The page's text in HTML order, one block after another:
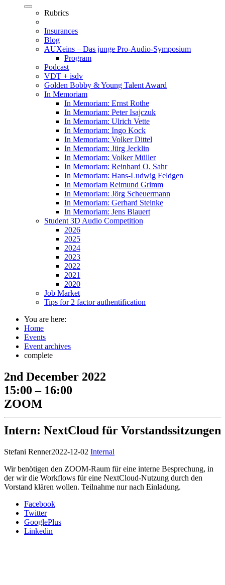
Rubrics
Insurances
Blog
AUXeins – Das junge Pro-Audio-Symposium
Program
Podcast
VDT + isdv
Golden Bobby & Young Talent Award
In Memoriam
In Memoriam: Ernst Rothe
In Memoriam: Peter Isajczuk
In Memoriam: Ulrich Vette
In Memoriam: Ingo Kock
In Memoriam: Volker Dittel
In Memoriam: Jürg Jecklin
In Memoriam: Volker Müller
In Memoriam: Reinhard O. Sahr
In Memoriam: Hans-Ludwig Feldgen
In Memoriam Reimund Grimm
In Memoriam: Jörg Scheuermann
In Memoriam: Gerhard Steinke
In Memoriam: Jens Blauert
Student 3D Audio Competition
2026
2025
2024
2023
2022
2021
2020
Job Market
Tips for 2 factor authentification
You are here:
Home
Events
Event archives
complete
2nd December 2022
15:00 – 16:00
ZOOM
Intern: NextCloud für Vorstandssitzungen
Stefani Renner2022-12-02 Internal
Wir benötigen den ZOOM-Raum für eine interne Besprechung, in
der wir die Workflows für eine NextCloud-Nutzung durch den
Vorstand klären wollen. Teilnahme nur nach Einladung.
Facebook
Twitter
GooglePlus
Linkedin